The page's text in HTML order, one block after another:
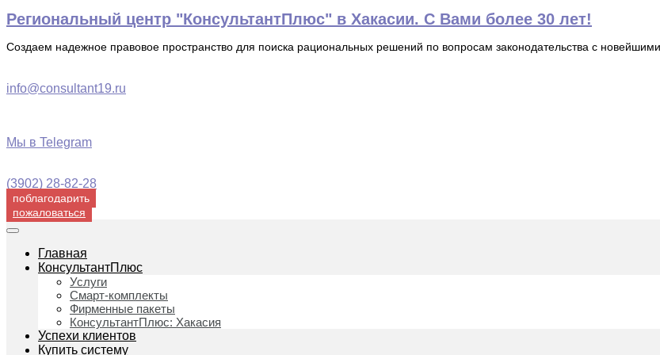
Перейти
к
содержимому
Региональный центр "КонсультантПлюс" в Хакасии. С Вами более 30 лет!
Создаем надежное правовое пространство для поиска рациональных решений по вопросам законодательства с
info@consultant19.ru
Мы в Telegram
(3902) 28-82-28
поблагодарить
пожаловаться
Главная
КонсультантПлюс
Услуги
Смарт-комплекты
Фирменные пакеты
КонсультантПлюс: Хакасия
Успехи клиентов
Купить систему